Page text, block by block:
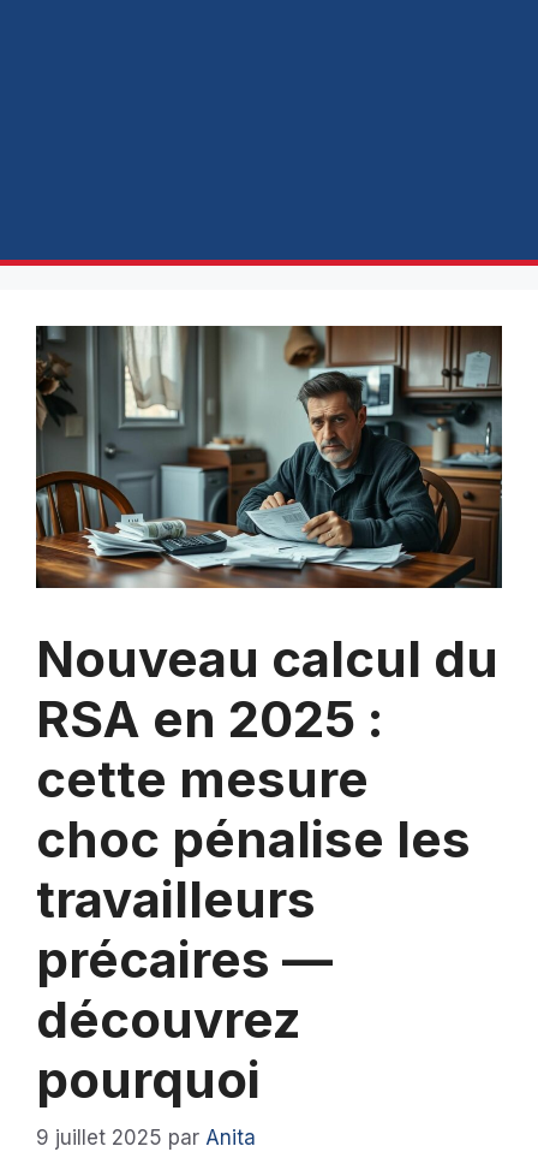
Nouveau calcul du
RSA en 2025 :
cette mesure
choc pénalise les
travailleurs
précaires —
découvrez
pourquoi
9 juillet 2025 par Anita